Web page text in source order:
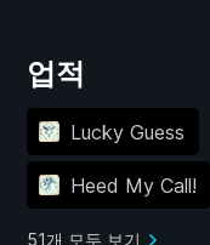
업적
Lucky Guess
Heed My Call!
51개 모두 보기